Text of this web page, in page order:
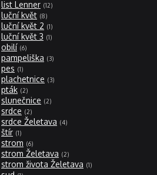
list Lenner 12
luční květ 8
luční květ 2 1
luční květ 3 1
obilí 6
pampeliška 3
pes 1
plachetnice 3
pták 2
slunečnice 2
srdce 2
srdce Želetava 4
štír 1
strom 6
strom Želetava 2
strom života Želetava 1